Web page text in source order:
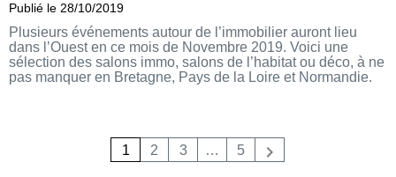
Publié le 28/10/2019
Plusieurs événements autour de l’immobilier auront lieu
dans l’Ouest en ce mois de Novembre 2019. Voici une
sélection des salons immo, salons de l’habitat ou déco, à ne
pas manquer en Bretagne, Pays de la Loire et Normandie.
1 2 3 …
5